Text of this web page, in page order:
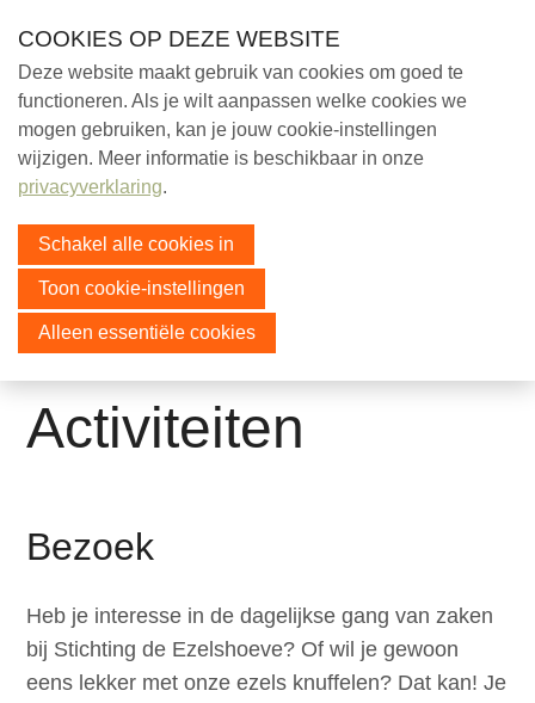
links
Jump
to
navigation
Jump
to
main
content
Activiteiten
Bezoek
Heb je interesse in de dagelijkse gang van zaken
bij Stichting de Ezelshoeve? Of wil je gewoon
eens lekker met onze ezels knuffelen? Dat kan! Je
Help mee!
Over ons
Activiteiten
Nieuwsbrief archief
Jaarverslagen
Podcasts
Ezels
Contact
COOKIES OP DEZE WEBSITE
Deze website maakt gebruik van cookies om goed te
functioneren. Als je wilt aanpassen welke cookies we
mogen gebruiken, kan je jouw cookie-instellingen
wijzigen. Meer informatie is beschikbaar in onze
privacyverklaring.
Schakel alle cookies in
Toon cookie-instellingen
Alleen essentiële cookies